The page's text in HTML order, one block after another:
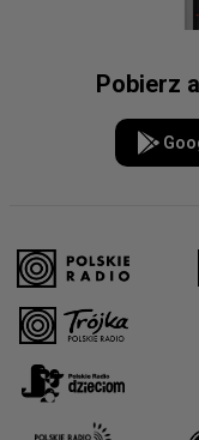
Pobierz